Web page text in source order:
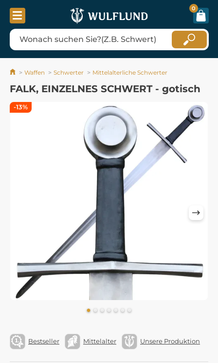
0
Waffen Schwerter Mittelalterliche Schwerter
FALK, EINZELNES SCHWERT - gotisch
Bestseller Mittelalter Unsere Produktion
-13%